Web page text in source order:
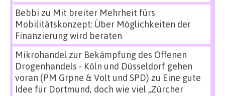
Bebbi zu Mit breiter Mehrheit fürs
Mobilitätskonzept: Über Möglichkeiten der
Finanzierung wird beraten
Mikrohandel zur Bekämpfung des Offenen
Drogenhandels - Köln und Düsseldorf gehen
voran (PM Grpne & Volt und SPD) zu Eine gute
Idee für Dortmund, doch wie viel „Zürcher